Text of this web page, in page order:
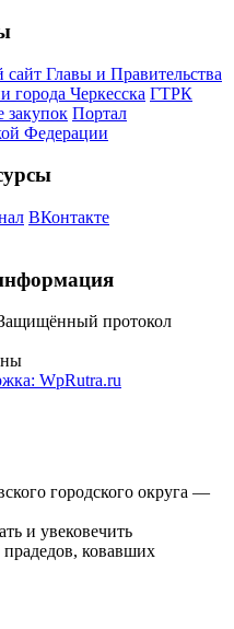
Главы и Правительства
Черкесска ГТРК
Портал
Федерации
ВКонтакте
протокол
WpRutra.ru
городского округа —
и увековечить
ковавших